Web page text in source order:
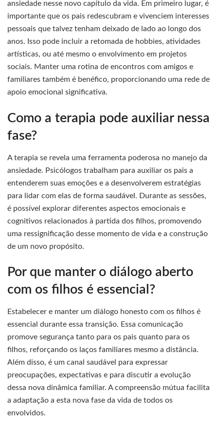
ansiedade nesse novo capítulo da vida. Em primeiro lugar, é
importante que os pais redescubram e vivenciem interesses
pessoais que talvez tenham deixado de lado ao longo dos
anos. Isso pode incluir a retomada de hobbies, atividades
artísticas, ou até mesmo o envolvimento em projetos
sociais. Manter uma rotina de encontros com amigos e
familiares também é benéfico, proporcionando uma rede de
apoio emocional significativa.
Como a terapia pode auxiliar nessa
fase?
A terapia se revela uma ferramenta poderosa no manejo da
ansiedade. Psicólogos trabalham para auxiliar os pais a
entenderem suas emoções e a desenvolverem estratégias
para lidar com elas de forma saudável. Durante as sessões,
é possível explorar diferentes aspectos emocionais e
cognitivos relacionados à partida dos filhos, promovendo
uma ressignificação desse momento de vida e a construção
de um novo propósito.
Por que manter o diálogo aberto
com os filhos é essencial?
Estabelecer e manter um diálogo honesto com os filhos é
essencial durante essa transição. Essa comunicação
promove segurança tanto para os pais quanto para os
filhos, reforçando os laços familiares mesmo a distância.
Além disso, é um canal saudável para expressar
preocupações, expectativas e para discutir a evolução
dessa nova dinâmica familiar. A compreensão mútua facilita
a adaptação a esta nova fase da vida de todos os
envolvidos.